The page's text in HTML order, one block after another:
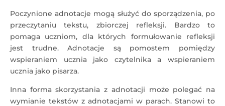
Poczynione adnotacje mogą służyć do sporządzenia, po
przeczytaniu tekstu, zbiorczej refleksji. Bardzo to
pomaga uczniom, dla których formułowanie refleksji
jest trudne. Adnotacje są pomostem pomiędzy
wspieraniem ucznia jako czytelnika a wspieraniem
ucznia jako pisarza.
Inna forma skorzystania z adnotacji może polegać na
wymianie tekstów z adnotacjami w parach. Stanowi to